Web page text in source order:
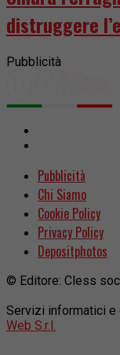
distruggere
Pubblicità
Pubblicità
Chi Siamo
Cookie Policy
Privacy Policy
Depositphotos
© Editore: Cless
Servizi informatici e
Web S.r.l.